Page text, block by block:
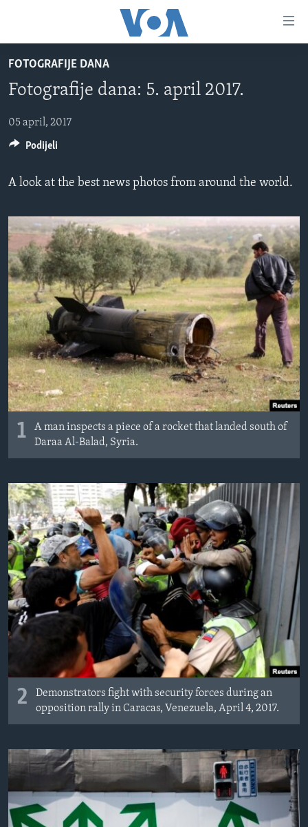
glavni
sadržaj
na
navigaciju
na
TV PROGRAM
VIDEO
FOTOGRAFIJE DANA
VIJESTI
SVIJET
NAUKA I TEHNOLOGIJA
KORUPCIJA
SLOBODA MEDIJA
ŽENSKA STRANA
IZBJEGLIČKA STRANA
MAGAZIN
O GLASU AMERIKE
Learning English
PRATITE NAS
Jezici
FOTOGRAFIJE DANA
Fotografije dana: 5. april 2017.
05 april, 2017
A look at the best news photos from around the world.
1
A man inspects a piece of a rocket that landed south of
Daraa Al-Balad, Syria.
2
Demonstrators fight with security forces during an
opposition rally in Caracas, Venezuela, April 4, 2017.
Podijeli